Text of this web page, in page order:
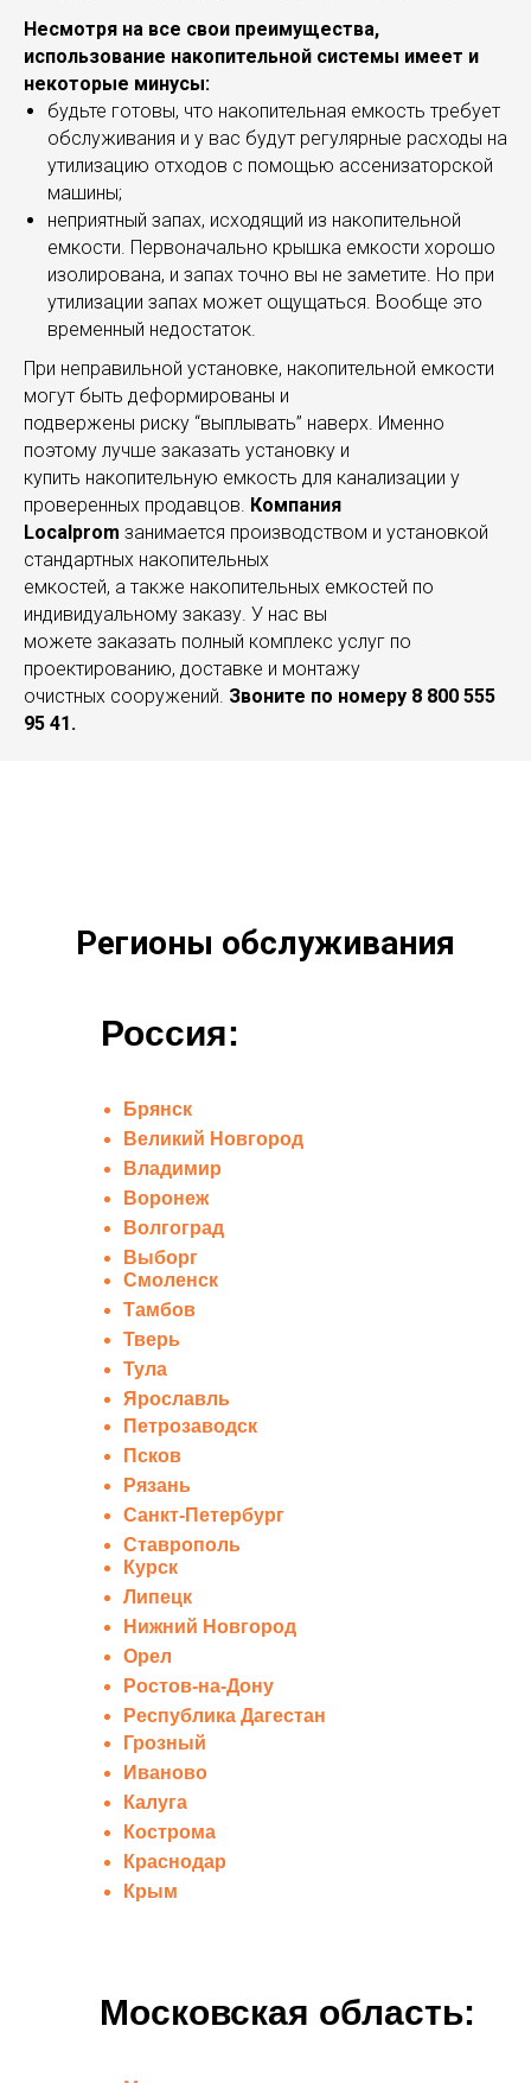
Несмотря на все свои преимущества,
использование накопительной системы имеет и
некоторые минусы:
будьте готовы, что накопительная емкость требует
обслуживания и у вас будут регулярные расходы на
утилизацию отходов с помощью ассенизаторской
машины;
неприятный запах, исходящий из накопительной
емкости. Первоначально крышка емкости хорошо
изолирована, и запах точно вы не заметите. Но при
утилизации запах может ощущаться. Вообще это
временный недостаток.
При неправильной установке, накопительной емкости
могут быть деформированы и
подвержены риску “выплывать” наверх. Именно
поэтому лучше заказать установку и
купить накопительную емкость для канализации у
проверенных продавцов. Компания
Localprom занимается производством и установкой
стандартных накопительных
емкостей, а также накопительных емкостей по
индивидуальному заказу. У нас вы
можете заказать полный комплекс услуг по
проектированию, доставке и монтажу
очистных сооружений. Звоните по номеру 8 800 555
95 41.
Регионы обслуживания
Брянск
Великий Новгород
Владимир
Воронеж
Волгоград
Выборг
Россия:
Грозный
Иваново
Калуга
Кострома
Краснодар
Крым
Курск
Липецк
Нижний Новгород
Орел
Ростов-на-Дону
Республика Дагестан
Петрозаводск
Псков
Рязань
Санкт-Петербург
Ставрополь
Смоленск
Тамбов
Тверь
Тула
Ярославль
Московская область: